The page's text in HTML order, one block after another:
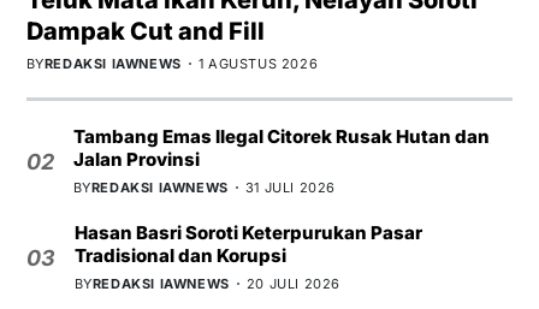
Dampak Cut and Fill
BYREDAKSI IAWNEWS 1 AGUSTUS 2026
02
Tambang Emas Ilegal Citorek Rusak Hutan dan
Jalan Provinsi
BYREDAKSI IAWNEWS 31 JULI 2026
03
Hasan Basri Soroti Keterpurukan Pasar
Tradisional dan Korupsi
BYREDAKSI IAWNEWS 20 JULI 2026